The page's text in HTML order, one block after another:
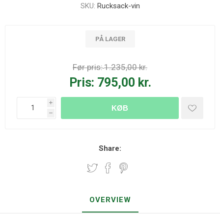
SKU: Rucksack-vin
PÅ LAGER
Før pris:1.235,00 kr.
Pris: 795,00 kr.
i
h
KØB
Share:
OVERVIEW